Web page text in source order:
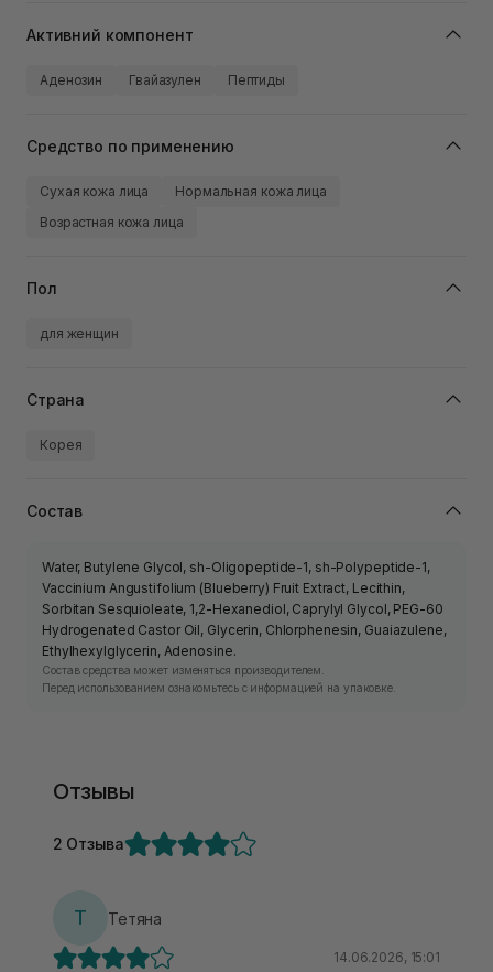
Активний компонент
Аденозин Гвайазулен Пептиды
Средство по применению
Сухая кожа лица
Нормальная кожа лица
Возрастная кожа лица
Пол
для женщин
Страна
Корея
Состав
Water, Butylene Glycol, sh-Oligopeptide-1, sh-Polypeptide-1,
Vaccinium Angustifolium (Blueberry) Fruit Extract, Lecithin,
Sorbitan Sesquioleate, 1,2-Hexanediol, Caprylyl Glycol, PEG-60
Hydrogenated Castor Oil, Glycerin, Chlorphenesin, Guaiazulene,
Ethylhexylglycerin, Adenosine.
Состав средства может изменяться производителем.
Перед использованием ознакомьтесь с информацией на упаковке.
Отзывы
2 Отзыва
Т Тетяна
14.06.2026, 15:01